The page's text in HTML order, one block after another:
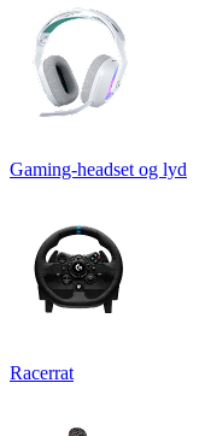
Gaming-headset og lyd
Racerrat